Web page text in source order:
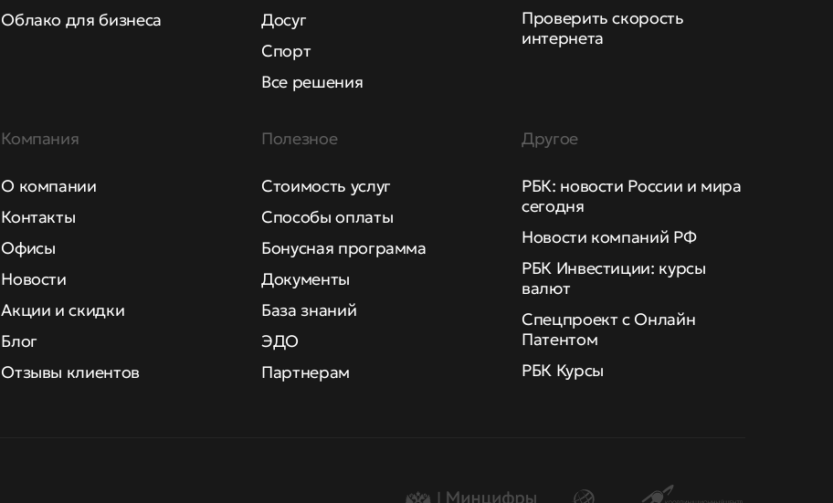
Облако для бизнеса
Досуг
Спорт
Все решения
Проверить скорость
интернета
Компания
О компании
Контакты
Офисы
Новости
Акции и скидки
Блог
Отзывы клиентов
Полезное
Стоимость услуг
Способы оплаты
Бонусная программа
Документы
База знаний
ЭДО
Партнерам
Другое
РБК: новости России и мира
сегодня
Новости компаний РФ
РБК Инвестиции: курсы
валют
Спецпроект с Онлайн
Патентом
РБК Курсы